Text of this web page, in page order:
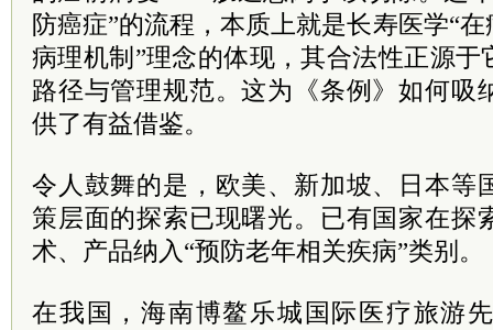
防癌症”的流程，本质上就是长寿医学“
病理机制”理念的体现，其合法性正源
路径与管理规范。这为《条例》如何吸
供了有益借鉴。
令人鼓舞的是，欧美、新加坡、日本等
策层面的探索已现曙光。已有国家在探
术、产品纳入“预防老年相关疾病”类别。
在我国，海南博鳌乐城国际医疗旅游